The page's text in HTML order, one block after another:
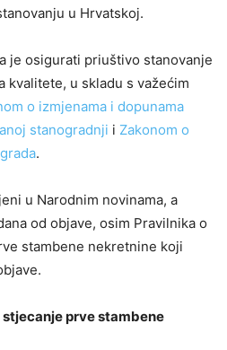
u Hrvatskoj.
je osigurati priuštivo stanovanje
kvalitete, u skladu s važećim
o izmjenama i dopunama
stanogradnji i Zakonom o
.
u Narodnim novinama, a
od objave, osim Pravilnika o
stambene nekretnine koji
prve stambene